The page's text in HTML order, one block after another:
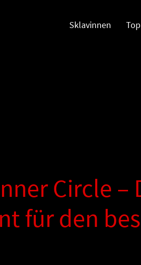
Sklavinnen
Circle –
für den